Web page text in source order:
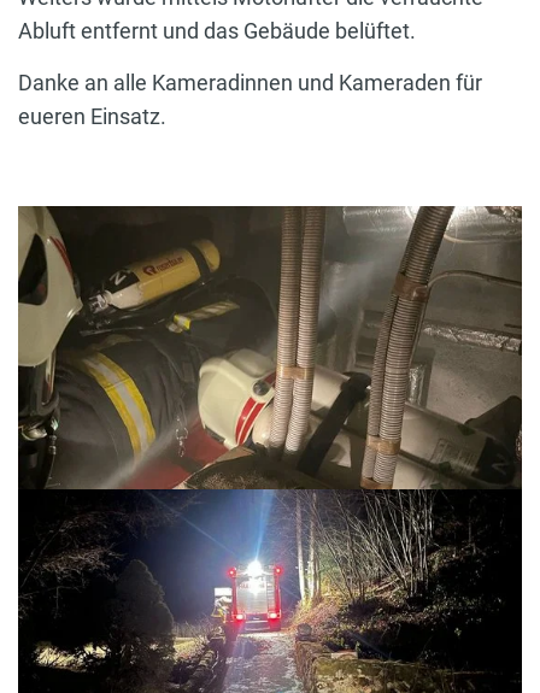
Abluft entfernt und das Gebäude belüftet.
Danke an alle Kameradinnen und Kameraden für
eueren Einsatz.